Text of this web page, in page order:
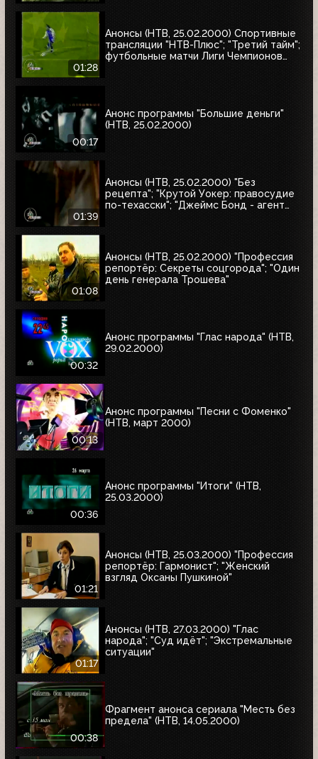
01:28
Анонсы (НТВ, 25.02.2000) Спортивные
трансляции "НТВ-Плюс"; "Третий тайм";
футбольные матчи Лиги Чемпионов
00:17
Анонс программы "Большие деньги"
(НТВ, 25.02.2000)
01:39
Анонсы (НТВ, 25.02.2000) "Без
рецепта"; "Крутой Уокер: правосудие
по-техасски"; "Джеймс Бонд - агент
01:08
Анонсы (НТВ, 25.02.2000) "Профессия
репортёр: Секреты соцгорода"; "Один
день генерала Трошева"
00:32
Анонс программы "Глас народа" (НТВ,
29.02.2000)
00:13
Анонс программы "Песни с Фоменко"
(НТВ, март 2000)
00:36
Анонс программы "Итоги" (НТВ,
25.03.2000)
01:21
Анонсы (НТВ, 25.03.2000) "Профессия
репортёр: Гармонист"; "Женский
взгляд Оксаны Пушкиной"
01:17
Анонсы (НТВ, 27.03.2000) "Глас
народа"; "Суд идёт"; "Экстремальные
ситуации"
00:38
Фрагмент анонса сериала "Месть без
предела" (НТВ, 14.05.2000)